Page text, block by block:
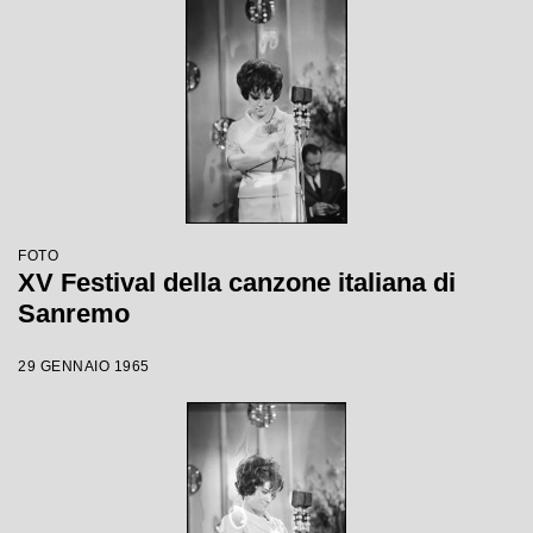
FOTO
XV Festival della canzone italiana di
Sanremo
29 GENNAIO 1965